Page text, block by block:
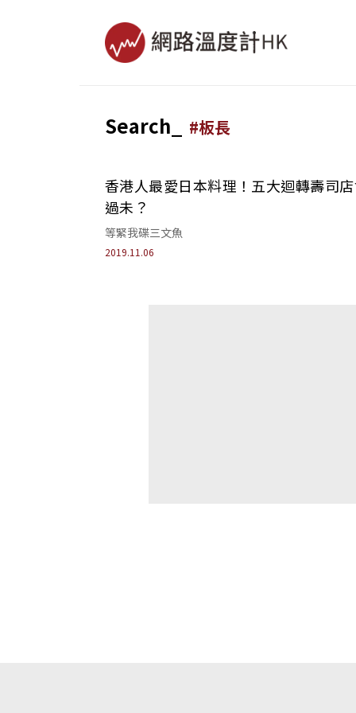
Search_ #板長
香港人最愛日本料理！五大迴轉壽司
過未？
等緊我碟三文魚
2019.11.06